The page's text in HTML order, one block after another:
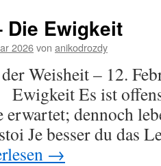
Die Ewigkeit
2026von anikodrozdy
Weisheit – 12.
Es ist
dennoch
Je besser du das
→